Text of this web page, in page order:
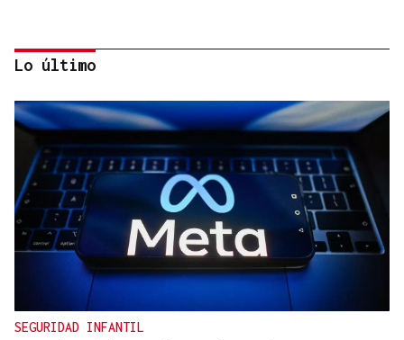
FIESTAS DE SAGUNT
Denuncian el logo sexista de una peña taurina de
Valencia con un toro "sometiendo sexualmente a
una mujer"
Lo último
SEGURIDAD INFANTIL